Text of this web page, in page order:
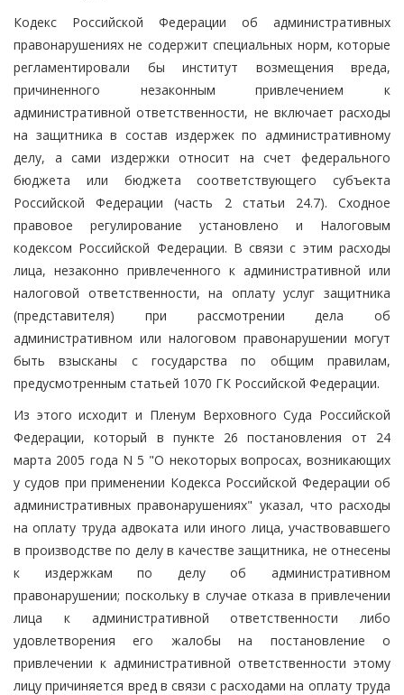
Кодекс Российской Федерации об административных
правонарушениях не содержит специальных норм, которые
регламентировали бы институт возмещения вреда,
причиненного незаконным привлечением к
административной ответственности, не включает расходы
на защитника в состав издержек по административному
делу, а сами издержки относит на счет федерального
бюджета или бюджета соответствующего субъекта
Российской Федерации (часть 2 статьи 24.7). Сходное
правовое регулирование установлено и Налоговым
кодексом Российской Федерации. В связи с этим расходы
лица, незаконно привлеченного к административной или
налоговой ответственности, на оплату услуг защитника
(представителя) при рассмотрении дела об
административном или налоговом правонарушении могут
быть взысканы с государства по общим правилам,
предусмотренным статьей 1070 ГК Российской Федерации.
Из этого исходит и Пленум Верховного Суда Российской
Федерации, который в пункте 26 постановления от 24
марта 2005 года N 5 "О некоторых вопросах, возникающих
у судов при применении Кодекса Российской Федерации об
административных правонарушениях" указал, что расходы
на оплату труда адвоката или иного лица, участвовавшего
в производстве по делу в качестве защитника, не отнесены
к издержкам по делу об административном
правонарушении; поскольку в случае отказа в привлечении
лица к административной ответственности либо
удовлетворения его жалобы на постановление о
привлечении к административной ответственности этому
лицу причиняется вред в связи с расходами на оплату труда